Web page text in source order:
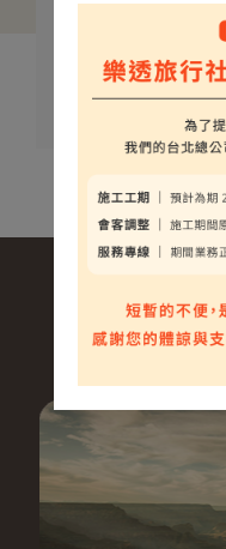
$198000